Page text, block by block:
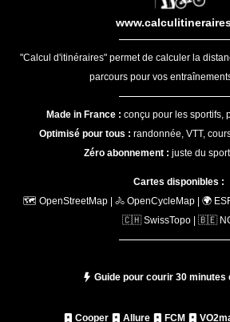
"Calcul d'itinéraires" permet de calculer la
parcours pour vos
Made in France : conçu pour les sportifs,
Optimisé pour tous : randonnée, VTT,
Zéro abonnement : juste du
Cartes disponibles :
🗺️ OpenStreetMap | 🚴 OpenCycleMap | 🌍
🇨🇭 SwissTopo | 🇧🇪
Guide pour courir 30 minutes
Cooper Allure FCM